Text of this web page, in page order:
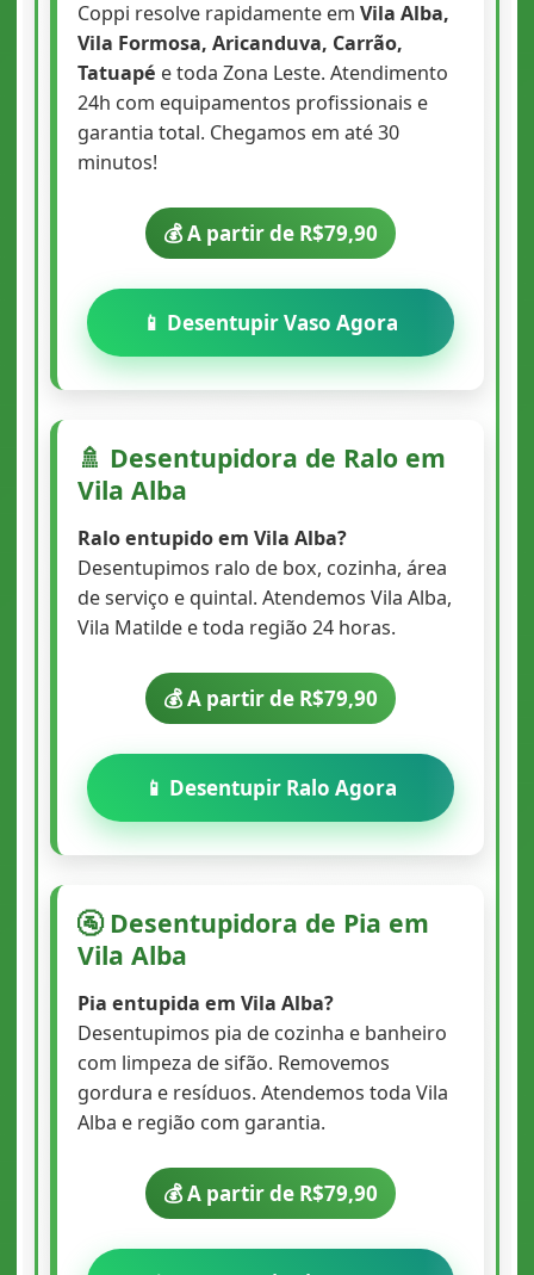
Coppi resolve rapidamente em Vila Alba,
Vila Formosa, Aricanduva, Carrão,
Tatuapé e toda Zona Leste. Atendimento
24h com equipamentos profissionais e
garantia total. Chegamos em até 30
minutos!
💰 A partir de R$79,90
📱 Desentupir Vaso Agora
🚿 Desentupidora de Ralo em
Vila Alba
Ralo entupido em Vila Alba?
Desentupimos ralo de box, cozinha, área
de serviço e quintal. Atendemos Vila Alba,
Vila Matilde e toda região 24 horas.
💰 A partir de R$79,90
📱 Desentupir Ralo Agora
🚰 Desentupidora de Pia em
Vila Alba
Pia entupida em Vila Alba?
Desentupimos pia de cozinha e banheiro
com limpeza de sifão. Removemos
gordura e resíduos. Atendemos toda Vila
Alba e região com garantia.
💰 A partir de R$79,90